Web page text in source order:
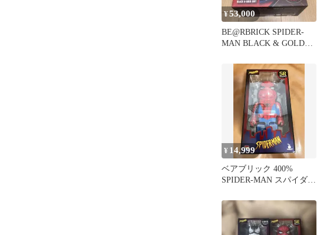
¥53,000
BE@RBRICK SPIDER-
MAN BLACK & GOLD
¥ 14,999
ベアブリック 400%
SPIDER-MAN スパイダー